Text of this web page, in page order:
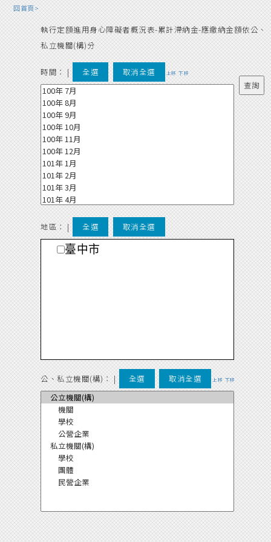
回首頁>
執行定額進用身心障礙者概況表-累計滯納金-應繳納金額依公、
私立機關(構)分
時間： | 全選 取消全選 上移 下移
地區： | 全選 取消全選
臺中市
公、私立機關(構)： | 全選 取消全選 上移 下移